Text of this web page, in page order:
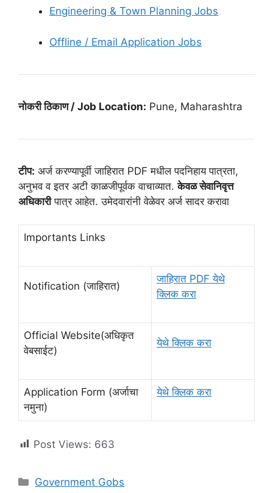
Engineering & Town Planning Jobs
Offline / Email Application Jobs
नोकरी ठिकाण / Job Location: Pune, Maharashtra
टीप: अर्ज करण्यापूर्वी जाहिरात PDF मधील पदनिहाय पात्रता,
अनुभव व इतर अटी काळजीपूर्वक वाचाव्यात.केवळ सेवानिवृत्त
अधिकारीपात्र आहेत. उमेदवारांनी वेळेवर अर्ज सादर करावा
Importants Links
Notification (जाहिरात)
जाहिरात PDFयेथे
क्लिक करा
Official Website(अधिकृत
वेबसाईट)
येथे क्लिक करा
Application Form (अर्जाचा
नमुना)
येथे क्लिक करा
Post Views: 663
Categories
Government Gobs